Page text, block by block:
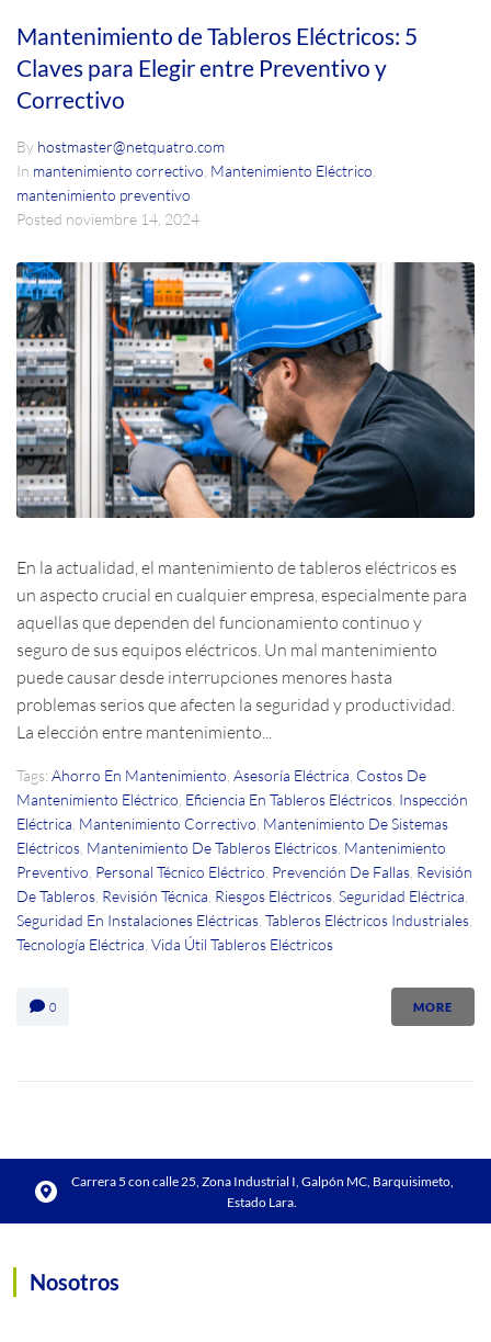
Mantenimiento de Tableros Eléctricos: 5
Claves para Elegir entre Preventivo y
Correctivo
By hostmaster@netquatro.com
In mantenimiento correctivo, Mantenimiento Eléctrico,
mantenimiento preventivo
Posted noviembre 14, 2024
En la actualidad, el mantenimiento de tableros eléctricos es
un aspecto crucial en cualquier empresa, especialmente para
aquellas que dependen del funcionamiento continuo y
seguro de sus equipos eléctricos. Un mal mantenimiento
puede causar desde interrupciones menores hasta
problemas serios que afecten la seguridad y productividad.
La elección entre mantenimiento...
Tags: Ahorro En Mantenimiento Asesoría Eléctrica Costos De
Mantenimiento Eléctrico Eficiencia En Tableros Eléctricos Inspección
Eléctrica Mantenimiento Correctivo Mantenimiento De Sistemas
Eléctricos Mantenimiento De Tableros Eléctricos Mantenimiento
Preventivo Personal Técnico Eléctrico Prevención De Fallas Revisión
De Tableros Revisión Técnica Riesgos Eléctricos Seguridad Eléctrica
Seguridad En Instalaciones Eléctricas Tableros Eléctricos Industriales
Tecnología Eléctrica Vida Útil Tableros Eléctricos
0 MORE
Carrera 5 con calle 25, Zona Industrial I, Galpón MC, Barquisimeto,
Estado Lara.
Nosotros